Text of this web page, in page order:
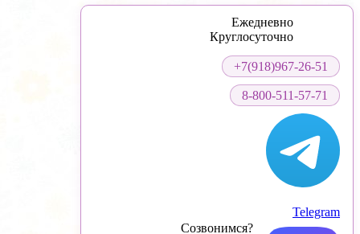
Ежедневно
Круглосуточно
+7(918)967-26-51
8-800-511-57-71
Созвонимся?
Telegram